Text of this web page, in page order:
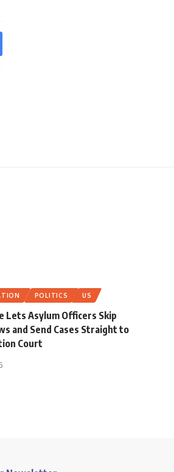
POLITICS US
Lets Asylum Officers Skip
and Send Cases Straight to
Court